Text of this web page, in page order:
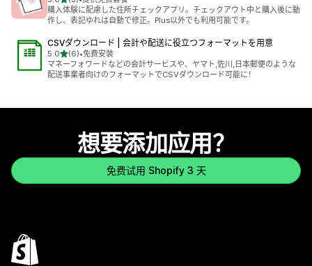
总共 3 条评论
購入体験に配慮した住所チェックアプリ。チェックアウト中と購入後に動
作し、表記ゆれは自動で修正。Plus以外でも利用可能です。
CSVダウンロード | 会計や配送に役立つフォーマットを用意
5.0星（满分 5 星）
(6)
总共 6 条评论
•免费安装
マネーフォワードなどの会計サービスや、ヤマト,佐川,日本郵便のような
配送事業者向けのフォーマットでCSVダウンロード可能に！
想要添加应用？
免费试用 Shopify 3 天